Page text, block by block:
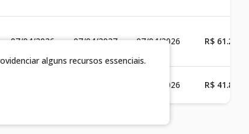
07/04/2026 07/04/2027 07/04/2026 R$
15/04/2026 R$
alguns recursos essenciais.